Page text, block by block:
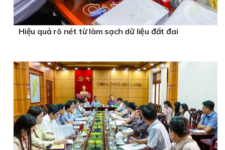
Hiệu quả rõ nét từ làm sạch dữ liệu đất đai